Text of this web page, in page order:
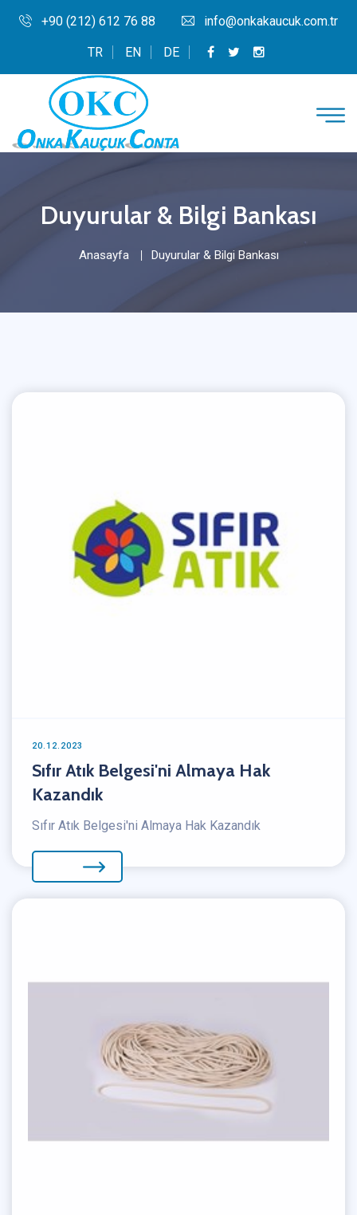
+90 (212) 612 76 88 info@onkakaucuk.com.tr
TR EN DE
Duyurular & Bilgi Bankası
Anasayfa Duyurular & Bilgi Bankası
20.12.2023
Sıfır Atık Belgesi'ni Almaya Hak
Kazandık
Sıfır Atık Belgesi'ni Almaya Hak Kazandık